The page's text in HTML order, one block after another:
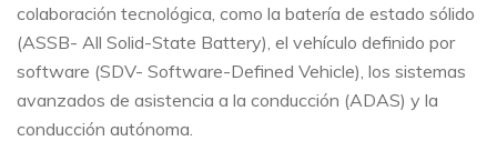
colaboración tecnológica, como la batería de estado sólido
(ASSB- All Solid-State Battery), el vehículo definido por
software (SDV- Software-Defined Vehicle), los sistemas
avanzados de asistencia a la conducción (ADAS) y la
conducción autónoma.